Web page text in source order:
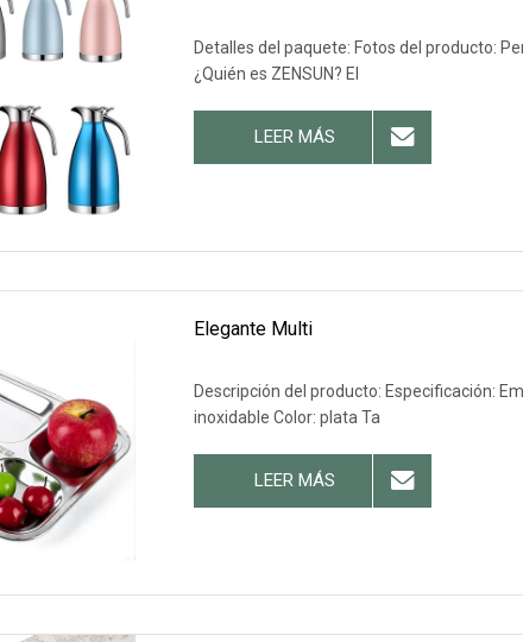
Detalles del paquete: Fotos del producto:
¿Quién es ZENSUN? El
LEER MÁS
Elegante Multi
Descripción del producto: Especificación:
inoxidable Color: plata Ta
LEER MÁS